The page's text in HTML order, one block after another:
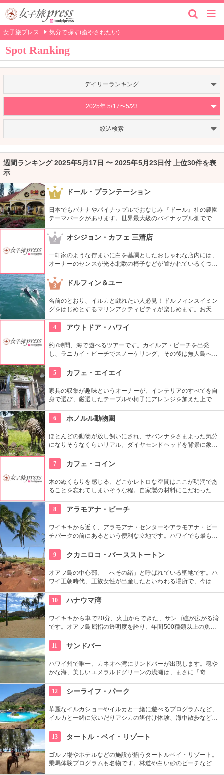
女子旅プレス 気分で探す(癒やされたい)
Spot Ranking
デイリーランキング
2025年 5/17〜5/23
絞込検索
週間ランキング 2025年5月17日 〜 2025年5月23日付 上位30件を表
示
1 ドール・プランテーション
日本でもバナナやパイナップルでおなじみ『ドール』社の農園
テーマパークがあります。世界最大級のパイナップル畑ででき
た迷路やパイナップル・エキスプレスなど、大人も子供も楽し
めるアトラクションがあります。カワイイお土産もいっぱい。
2 オシジョン・カフェ 三清店
一軒家のような佇まいに白を基調としたおしゃれな店内には、
オーナーのセンスが光る北欧の椅子などが置かれているくつろ
ぎ空間。スイーツやスコーンなどは毎日お店で手作りしてお
り、ラテアートを楽しめるコーヒーメニューも充実。旅行の合
間にほっと一息つける場所です。
3 ドルフィン＆ユー
名前のとおり、イルカと戯れたい人必見！ドルフィンスイミン
グをはじめとするマリンアクティビティが楽しめます。お天気
によってコースを変えてくれるので、イルカに会える確率も高
いそう。バーベキューやフラ、ウクレレ演奏など、嬉しいおも
4 アウトドア・ハワイ
約7時間、海で遊べるツアーです。カイルア・ビーチを出発
し、ラニカイ・ビーチでスノーケリング。その後は無人島へゴ
きます。日本語スタッフもいますし、送迎やランチもついてい
ます。
5 カフェ・エイエイ
家具の収集が趣味というオーナーが、インテリアのすべてを自
身で選び、厳選したテーブルや椅子にアレンジを加えた上で店
併設しています。そんな広くオシャレな店内ではコーヒーやス
イーツ、サンドイッチなども頂けます。
6 ホノルル動物園
ほとんどの動物が放し飼いにされ、サバンナをさまよった気分
になりそうなくらいリアル。ダイヤモンドヘッドを背景に象さ
ルーツを観察できたりと、随所でハワイらしさも楽しめます。
7 カフェ・コイン
木のぬくもりを感じる、どこかレトロな空間はここが明洞であ
ることを忘れてしまいそうな程。自家製の材料にこだわったカ
の「おもてなし」に驚くはず。接客の良さや、お味に、ここは
ホテル？とため息がでてしまうかも。
8 アラモアナ・ビーチ
ワイキキから近く、アラモアナ・センターやアラモアナ・ビー
チパークの前にあるという便利な立地です。ハワイでも最も美
はバーベキューやピクニックをしている人も見られます。
9 クカニロコ・バースストートン
オアフ島の中心部、「へその緒」と呼ばれている聖地です。ハ
ワイ王朝時代、王族女性が出産したといわれる場所で、今は子
くさんのエネルギーを浴びて帰ってくださいね。
10 ハナウマ湾
ワイキキから車で20分、火山からできた、サンゴ礁が広がる湾
です。オアフ島屈指の透明度を誇り、年間500種類以上の魚が
で年間100万人以上の観光客が訪れます。
11 サンドバー
ハワイ州で唯一、カネオヘ湾にサンドバーが出現します。穏や
かな海、美しいエメラルドグリーンの浅瀬は、まさに「奇
ーが組まれているので、ぜひ利用してみて。
12 シーライフ・パーク
華麗なイルカショーやイルカと一緒に遊べるプログラムなど、
イルカと一緒に泳いだりアシカの餌付け体験、海中散歩など、
ヌイグルミやTシャツなどオリジナルグッズも人気です。
13 タートル・ベイ・リゾート
ゴルフ場やホテルなどの施設が揃うタートルベイ・リゾート。
乗馬体験プログラムも名物です。林道や白い砂のビーチなど、